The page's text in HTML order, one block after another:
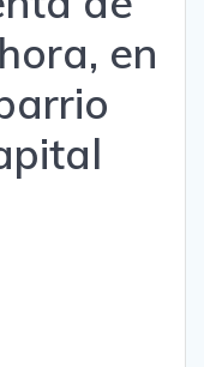
en